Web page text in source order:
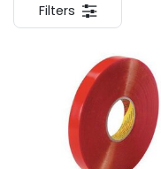
Filters